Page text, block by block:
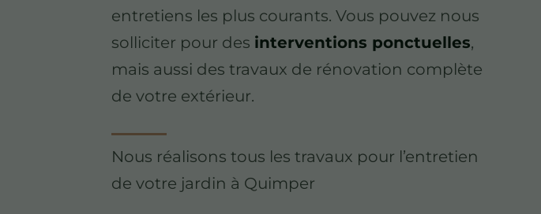
entretiens les plus courants. Vous pouvez nous
solliciter pour des interventions ponctuelles,
mais aussi des travaux de rénovation complète
de votre extérieur.
Nous réalisons tous les travaux pour l’entretien
de votre jardin à Quimper